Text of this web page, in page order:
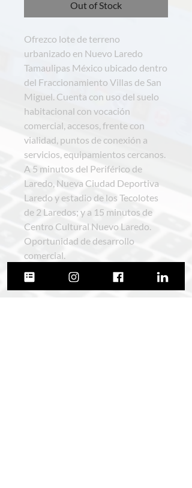
Out of Stock
Ofrezco lote de terreno
urbanizado en Nuevo Laredo
Tamaulipas México ubicado dentro
del Fraccionamiento Villas de San
Miguel. Cuenta con uso del suelo
habitacional con vocación
comercial, accesos, frente con
vialidad, puntos de conexión a
servicios, equipamientos cercanos.
A 5 minutos del Periférico de
Laredo, Nueva Ciudad Deportiva
Laredo y estadio de los Tecolotes
de 2 Laredos; y a 15 minutos de
Centro Cultural Nuevo Laredo.
Oportunidad de desarrollo
comercial.
Superficie: 2,466.68 M2